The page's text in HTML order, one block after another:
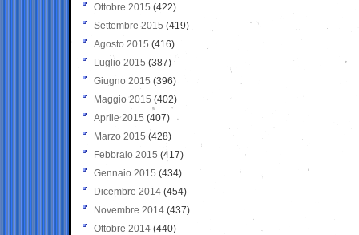
Ottobre 2015 (422)
Settembre 2015 (419)
Agosto 2015 (416)
Luglio 2015 (387)
Giugno 2015 (396)
Maggio 2015 (402)
Aprile 2015 (407)
Marzo 2015 (428)
Febbraio 2015 (417)
Gennaio 2015 (434)
Dicembre 2014 (454)
Novembre 2014 (437)
Ottobre 2014 (440)